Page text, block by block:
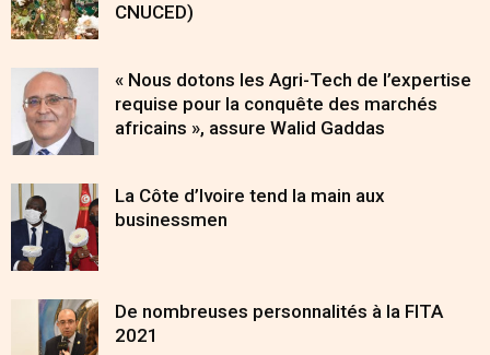
CNUCED)
« Nous dotons les Agri-Tech de l’expertise
requise pour la conquête des marchés
africains », assure Walid Gaddas
La Côte d’Ivoire tend la main aux
businessmen
De nombreuses personnalités à la FITA
2021